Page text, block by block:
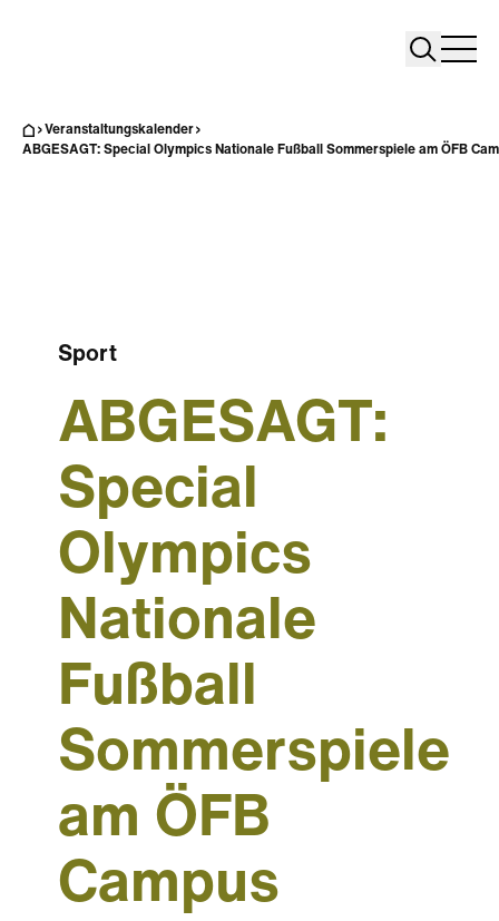
Search
Veranstaltungskalender
ABGESAGT: Special Olympics Nationale Fußball Sommerspiele am ÖFB
Sport
ABGESAGT:
Special
Olympics
Nationale
Fußball
Sommerspiele
am ÖFB
Campus